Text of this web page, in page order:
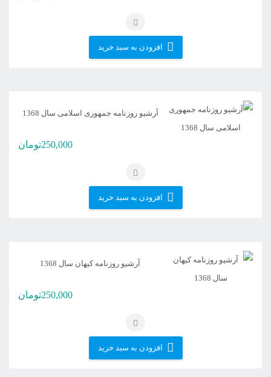
افزودن به سبد خرید
آرشیو روزنامه جمهوری اسلامی سال 1368
250,000تومان
افزودن به سبد خرید
آرشیو روزنامه کیهان سال 1368
250,000تومان
افزودن به سبد خرید